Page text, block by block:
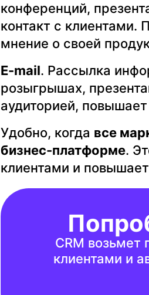
конференций,
контакт с клиентами.
мнение о своей
E-mail. Рассылка
розыгрышах,
аудиторией,
Удобно, когда все
бизнес-платформе.
клиентами и
CRM возьмет
клиентами и